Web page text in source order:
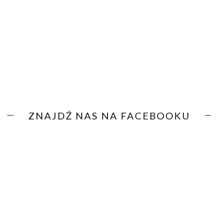
ZNAJDŹ NAS NA FACEBOOKU